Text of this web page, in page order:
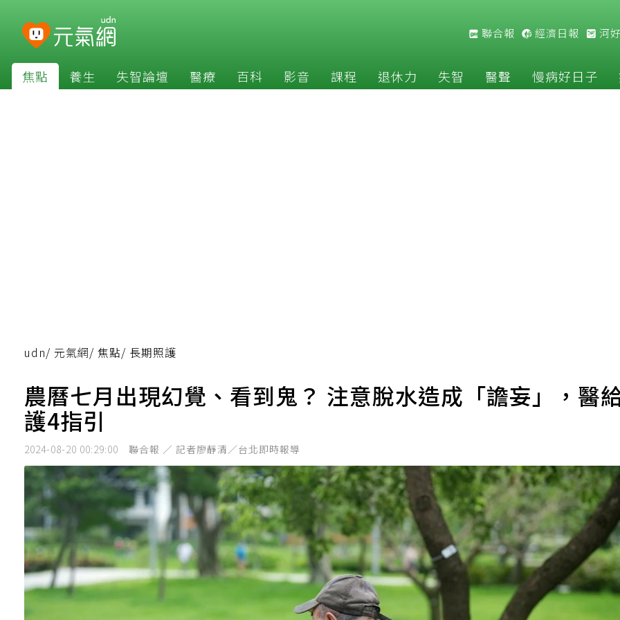
聯合報 經濟日報 河
焦點 養生 失智論壇 醫療 百科 影音 課程 退休力 失智 醫聲 慢病好日子
udn/ 元氣網/ 焦點/ 長期照護
農曆七月出現幻覺、看到鬼？ 注意脫水造成「譫妄」，醫
護4指引
2024-08-20 00:29:00 聯合報 ／ 記者廖靜清／台北即時報導